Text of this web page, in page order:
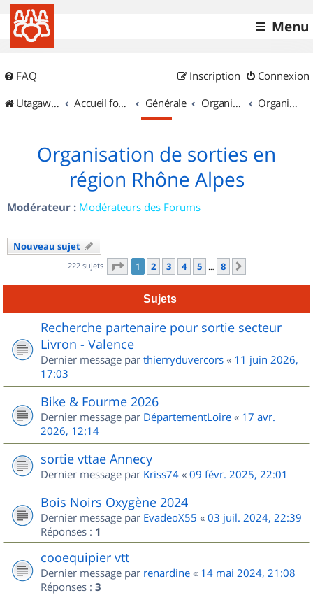
Menu
FAQ Connexion
Inscription
UtagawaVTT (Randos VTT et VTTAE avec traces GPS)
Accueil forum Générale Organisation de sorties & Recherche de partenaires Organisation de sorties en région Rhône Alpes
Organisation de sorties en
région Rhône Alpes
Modérateur : Modérateurs des Forums
Nouveau sujet
222 sujets Page 1sur
1 2 3 4 5 … 8
Sujets
Recherche partenaire pour sortie secteur
Livron - Valence
Dernier message par thierryduvercors « 11 juin 2026,
17:03
Bike & Fourme 2026
Dernier message par DépartementLoire « 17 avr.
2026, 12:14
sortie vttae Annecy
Dernier message par Kriss74 « 09 févr. 2025, 22:01
Bois Noirs Oxygène 2024
Dernier message par EvadeoX55 « 03 juil. 2024, 22:39
Réponses : 1
cooequipier vtt
Dernier message par renardine « 14 mai 2024, 21:08
Réponses : 3